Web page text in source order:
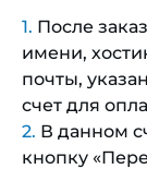
После
имени,
почты,
счет для
В данном
кнопку